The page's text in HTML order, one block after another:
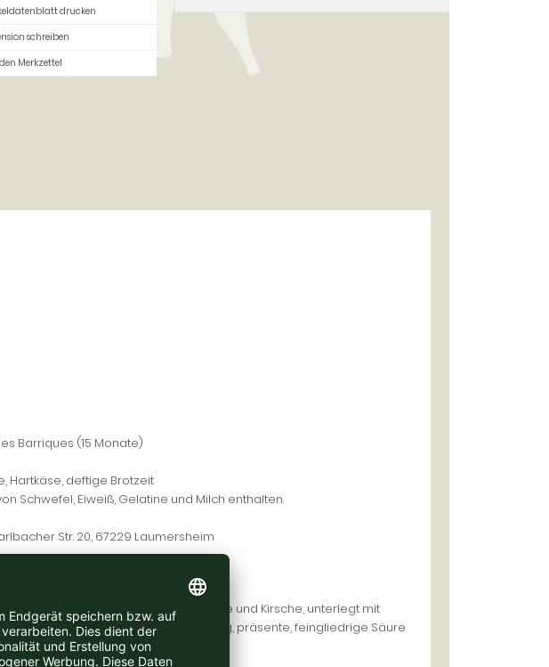
drucken
schreiben
Barriques (15 Monate)
Hartkäse, deftige Brotzeit
Schwefel, Eiweiß, Gelatine und Milch enthalten.
Str. 20, 67229 Laumersheim
Duft nach schwarzer Johannisbeere und Kirsche, unterlegt mit
Gaumen fruchtbetont und vollmundig, präsente, feingliedrige Säure
Wein mit feinwürzigem Finale.